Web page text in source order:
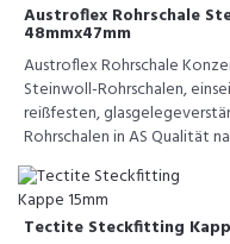
Austroflex Rohrschale
48mmx47mm
Austroflex Rohrschale
Steinwoll-Rohrschalen,
reißfesten,
Rohrschalen in AS Qualität
Tectite Steckfitting